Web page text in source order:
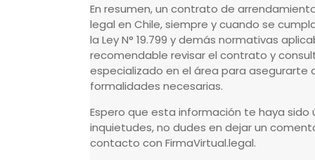
En resumen, un contrato de
legal en Chile, siempre y cuando se
la Ley N° 19.799 y demás normativas
recomendable revisar el contrato y
especializado en el área para asegurarte
formalidades necesarias.
Espero que esta información te haya sido
inquietudes, no dudes en dejar un
contacto con FirmaVirtual.legal.